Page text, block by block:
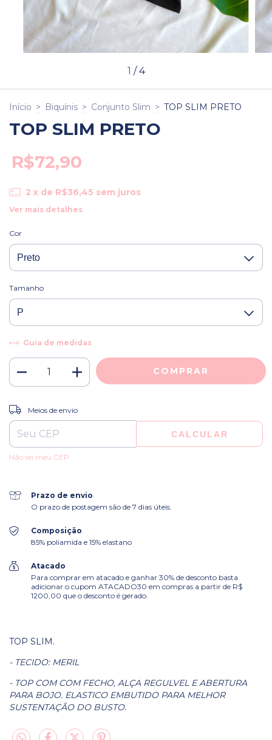
1 /4
Início > Biquínis > Conjunto Slim > TOP SLIM PRETO
TOP SLIM PRETO
R$72,90
2 x de R$36,45 sem juros
Ver mais detalhes
Cor
Tamanho
Guia de medidas
Entregas para o CEP:
Meios de envio
CALCULAR
Não sei meu CEP
Prazo de envio
O prazo de postagem são de 7 dias úteis.
Composição
85% poliamida e 15% elastano
Atacado
Para comprar em atacado e ganhar 30% de desconto basta
adicionar o cupom ATACADO30 em compras a partir de R$
1200,00 que o desconto é gerado.
TOP SLIM.
- TECIDO: MERIL
- TOP COM COM FECHO, ALÇA REGULVEL E ABERTURA
PARA BOJO. ELASTICO EMBUTIDO PARA MELHOR
SUSTENTAÇÃO DO BUSTO.